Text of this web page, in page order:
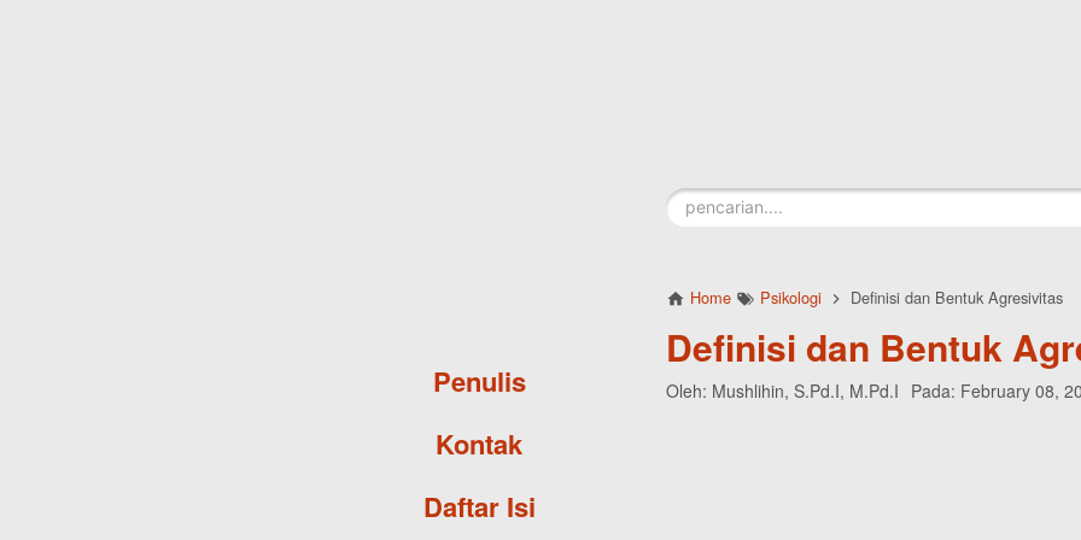
Penulis
Kontak
Daftar Isi
Home Psikologi Definisi dan Bentuk Agresivitas
Definisi dan Bentuk
Oleh: Mushlihin, S.Pd.I, M.Pd.I Pada: February 08,